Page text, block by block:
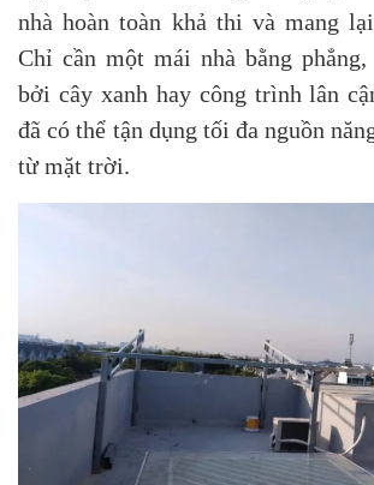
nhà hoàn toàn khả thi và mang
Chỉ cần một mái nhà bằng
bởi cây xanh hay công trình lân
đã có thể tận dụng tối đa nguồn
từ mặt trời.